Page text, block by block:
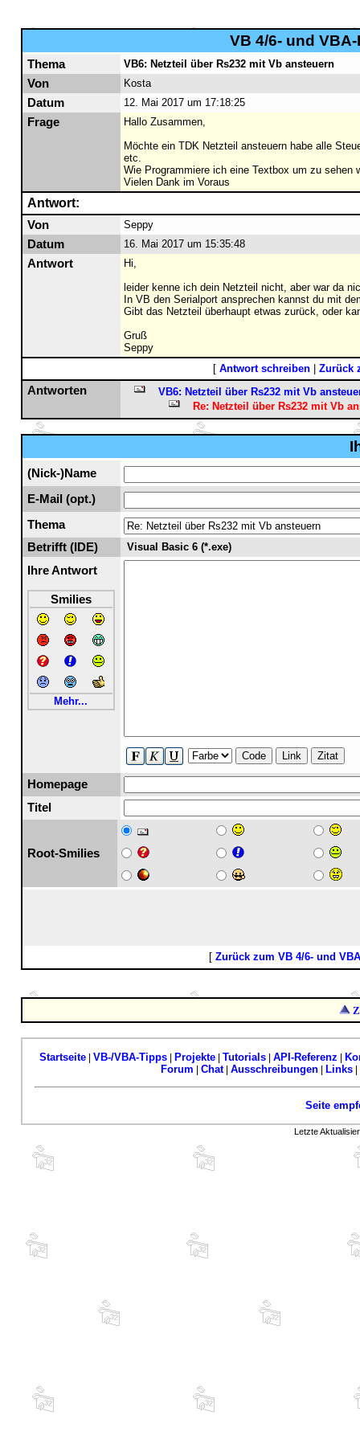
VB 4/6- und
Thema VB6: Netzteil über Rs232 mit Vb ansteuern
Von Kosta
Datum 12. Mai 2017 um 17:18:25
Frage
Hallo Zusammen,
Möchte ein TDK Netzteil ansteuern habe alle
etc.
Wie Programmiere ich eine Textbox um zu sehen
Vielen Dank im Voraus
Antwort:
Von Seppy
Datum 16. Mai 2017 um 15:35:48
Antwort
Hi,
leider kenne ich dein Netzteil nicht, aber war da
In VB den Serialport ansprechen kannst du mit
Gibt das Netzteil überhaupt etwas zurück, oder
Gruß
Seppy
[ Antwort schreiben Zurück
Antworten
VB6: Netzteil über Rs232 mit Vb
Re: Netzteil über Rs232 mit Vb
(Nick-)Name
E-Mail (opt.)
Thema
Betrifft (IDE)
Visual Basic 6 (*.exe)
Ihre Antwort
Smilies
Mehr...
Code Link Zitat
Homepage
Titel
Root-Smilies
[ Zurück zum VB 4/6- und
Startseite VB-/VBA-Tipps Projekte Tutorials API-Referenz
Forum
Chat| Ausschreibungen| Links|
Seite
Letzte